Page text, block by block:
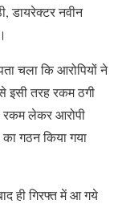
डायरेक्टर नवीन
चला कि आरोपियों ने
इसी तरह रकम ठगी
रकम लेकर आरोपी
गठन किया गया
ही गिरफ्त में आ गये